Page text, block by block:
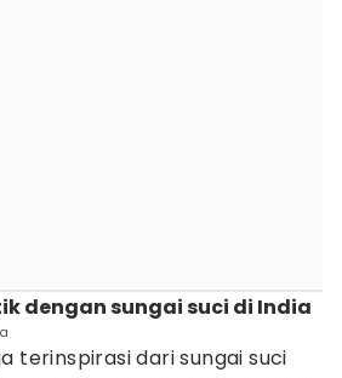
dengan sungai suci di India
terinspirasi dari sungai suci